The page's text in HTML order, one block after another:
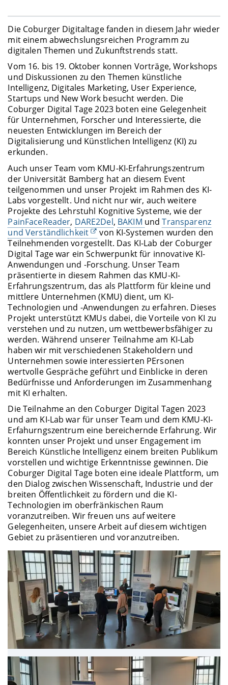
Die Coburger Digitaltage fanden in diesem Jahr wieder
mit einem abwechslungsreichen Programm zu
digitalen Themen und Zukunftstrends statt.
Vom 16. bis 19. Oktober konnen Vorträge, Workshops
und Diskussionen zu den Themen künstliche
Intelligenz, Digitales Marketing, User Experience,
Startups und New Work besucht werden. Die
Coburger Digital Tage 2023 boten eine Gelegenheit
für Unternehmen, Forscher und Interessierte, die
neuesten Entwicklungen im Bereich der
Digitalisierung und Künstlichen Intelligenz (KI) zu
erkunden.
Auch unser Team vom KMU-KI-Erfahrungszentrum
der Universität Bamberg hat an diesem Event
teilgenommen und unser Projekt im Rahmen des KI-
Labs vorgestellt. Und nicht nur wir, auch weitere
Projekte des Lehrstuhl Kognitive Systeme, wie der
PainFaceReader, DARE2Del, BAKIM undTransparenz
und Verständlichkeit
von KI-Systemen wurden den
Teilnehmenden vorgestellt. Das KI-Lab der Coburger
Digital Tage war ein Schwerpunkt für innovative KI-
Anwendungen und -Forschung. Unser Team
präsentierte in diesem Rahmen das KMU-KI-
Erfahrungszentrum, das als Plattform für kleine und
mittlere Unternehmen (KMU) dient, um KI-
Technologien und -Anwendungen zu erfahren. Dieses
Projekt unterstützt KMUs dabei, die Vorteile von KI zu
verstehen und zu nutzen, um wettbewerbsfähiger zu
werden. Während unserer Teilnahme am KI-Lab
haben wir mit verschiedenen Stakeholdern und
Unternehmen sowie interessierten PErsonen
wertvolle Gespräche geführt und Einblicke in deren
Bedürfnisse und Anforderungen im Zusammenhang
mit KI erhalten.
Die Teilnahme an den Coburger Digital Tagen 2023
und am KI-Lab war für unser Team und dem KMU-KI-
Erfahurngszentrum eine bereichernde Erfahrung. Wir
konnten unser Projekt und unser Engagement im
Bereich Künstliche Intelligenz einem breiten Publikum
vorstellen und wichtige Erkenntnisse gewinnen. Die
Coburger Digital Tage boten eine ideale Plattform, um
den Dialog zwischen Wissenschaft, Industrie und der
breiten Öffentlichkeit zu fördern und die KI-
Technologien im oberfränkischen Raum
voranzutreiben. Wir freuen uns auf weitere
Gelegenheiten, unsere Arbeit auf diesem wichtigen
Gebiet zu präsentieren und voranzutreiben.